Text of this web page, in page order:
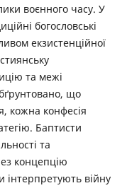
воєнного часу. У
богословські
екзистенційної
та межі
що
кожна конфесія
Баптисти
та
концепцію
інтерпретують війну